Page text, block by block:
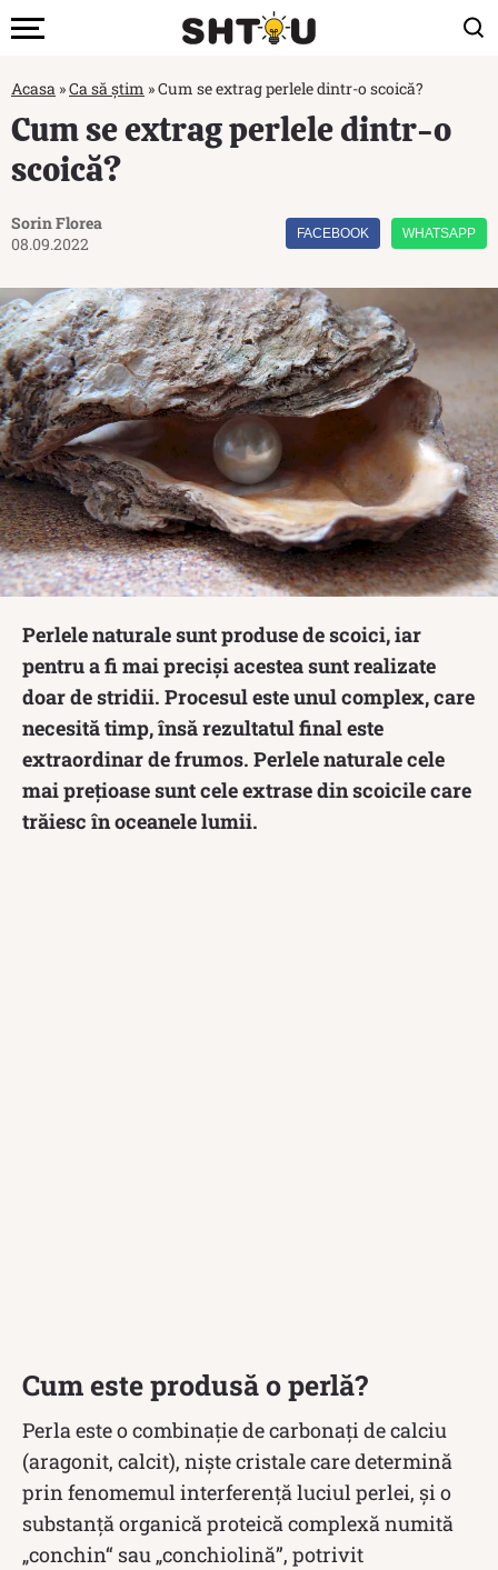
Acasa »Ca să știm »Cum se extrag perlele dintr-o scoică?
Cum se extrag perlele dintr-o
scoică?
Sorin Florea
08.09.2022
FACEBOOK WHATSAPP
Perlele naturale sunt produse de scoici, iar
pentru a fi mai preciși acestea sunt realizate
doar de stridii. Procesul este unul complex, care
necesită timp, însă rezultatul final este
extraordinar de frumos. Perlele naturale cele
mai prețioase sunt cele extrase din scoicile care
trăiesc în oceanele lumii.
Cum este produsă o perlă?
Perla este o combinație de carbonați de calciu
(aragonit, calcit), niște cristale care determină
prin fenomemul interferență luciul perlei, și o
substanță organică proteică complexă numită
„conchin“ sau „conchiolină”, potrivit